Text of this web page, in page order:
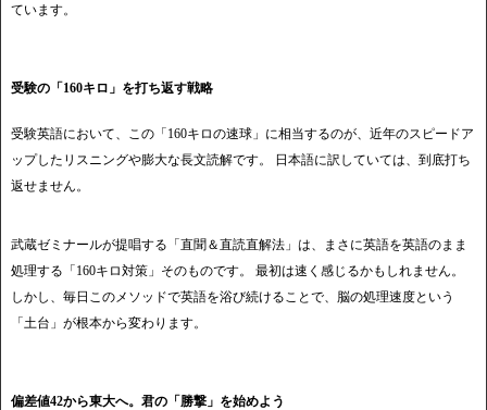
ています。
受験の「160キロ」を打ち返す戦略
受験英語において、この「160キロの速球」に相当するのが、近年のスピードア
ップしたリスニングや膨大な長文読解です。 日本語に訳していては、到底打ち
返せません。
武蔵ゼミナールが提唱する「直聞＆直読直解法」は、まさに英語を英語のまま
処理する「160キロ対策」そのものです。 最初は速く感じるかもしれません。
しかし、毎日このメソッドで英語を浴び続けることで、脳の処理速度という
「土台」が根本から変わります。
偏差値42から東大へ。君の「勝撃」を始めよう